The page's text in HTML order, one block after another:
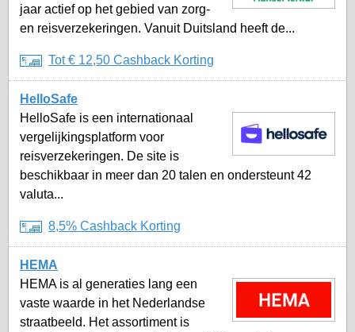
jaar actief op het gebied van zorg-
en reisverzekeringen. Vanuit Duitsland heeft de...
Tot € 12,50 Cashback Korting
HelloSafe
HelloSafe is een internationaal
vergelijkingsplatform voor
reisverzekeringen. De site is
beschikbaar in meer dan 20 talen en ondersteunt 42
valuta...
8,5% Cashback Korting
HEMA
HEMA is al generaties lang een
vaste waarde in het Nederlandse
straatbeeld. Het assortiment is